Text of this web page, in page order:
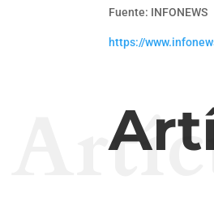
Fuente: INFONEWS
https://